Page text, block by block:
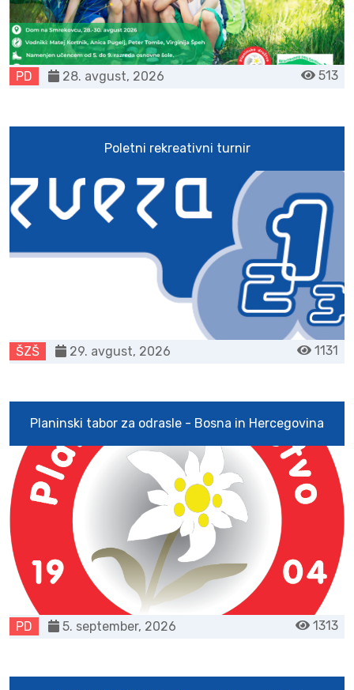
PD 513
28. avgust, 2026
Poletni rekreativni turnir
ŠZŠ 1131
29. avgust, 2026
Planinski tabor za odrasle - Bosna in Hercegovina
PD 1313
5. september, 2026